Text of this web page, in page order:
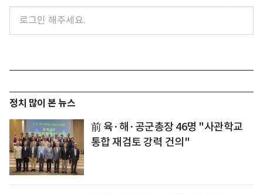
정치 많이 본 뉴스
前 육·해·공군총장 46명 "사관학교
통합 재검토 강력 건의"